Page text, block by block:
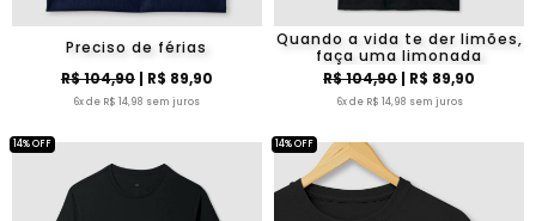
Preciso de férias
R$ 104,90| R$ 89,90
6x de R$ 14,98 sem juros
Quando a vida te der limões,
faça uma limonada
R$ 104,90| R$ 89,90
6x de R$ 14,98 sem juros
14% OFF 14% OFF